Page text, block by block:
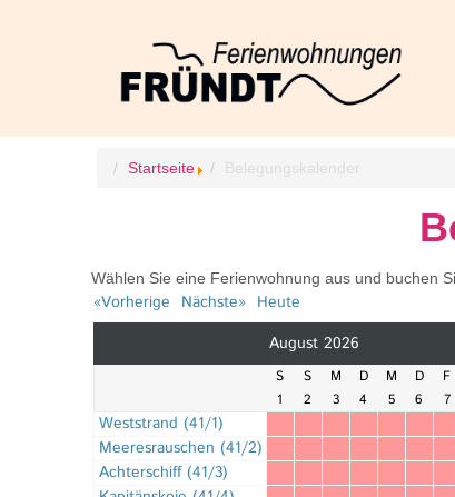
Startseite Belegungskalender
Wählen Sie eine Ferienwohnung aus und buchen